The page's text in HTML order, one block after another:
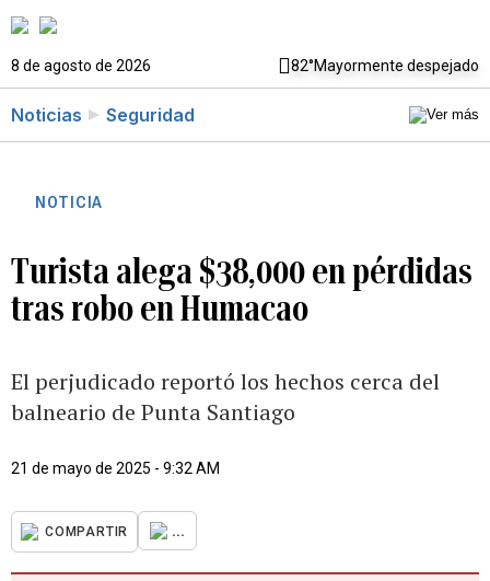
8 de agosto de 2026 82°Mayormente despejado
Noticias Seguridad
NOTICIA
Turista alega $38,000 en pérdidas
tras robo en Humacao
El perjudicado reportó los hechos cerca del
balneario de Punta Santiago
21 de mayo de 2025 - 9:32 AM
COMPARTIR ...